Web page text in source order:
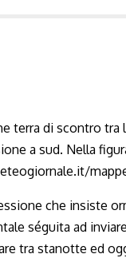
che insiste
séguita ad
tra stanotte ed